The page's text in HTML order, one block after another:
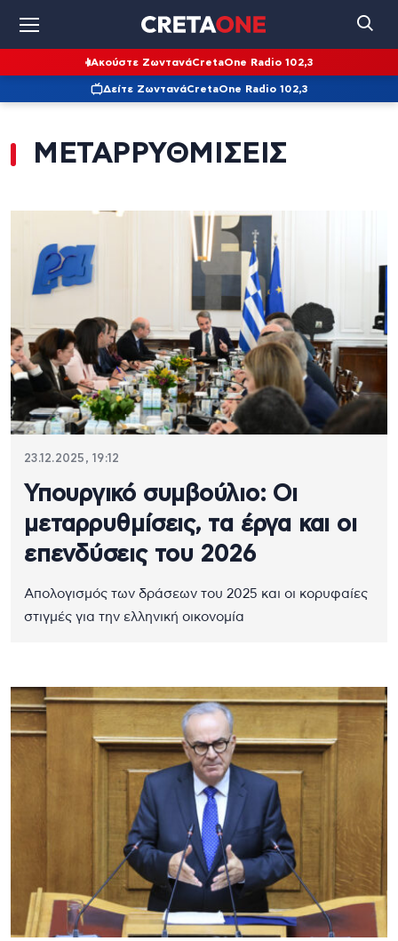
Ακούστε ΖωντανάCretaOne Radio 102,3
Δείτε ΖωντανάCretaOne Radio 102,3
ΜΕΤΑΡΡΥΘΜΙΣΕΙΣ
23.12.2025, 19:12
Υπουργικό συμβούλιο: Οι
μεταρρυθμίσεις, τα έργα και οι
επενδύσεις του 2026
Απολογισμός των δράσεων του 2025 και οι κορυφαίες
στιγμές για την ελληνική οικονομία